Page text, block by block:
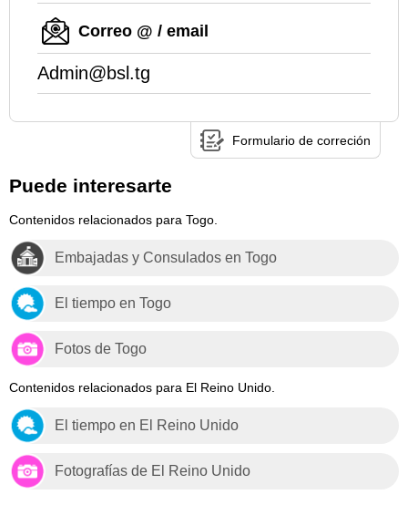
Correo @ / email
Admin@bsl.tg
Formulario de correción
Puede interesarte
Contenidos relacionados para Togo.
Embajadas y Consulados en Togo
El tiempo en Togo
Fotos de Togo
Contenidos relacionados para El Reino Unido.
El tiempo en El Reino Unido
Fotografías de El Reino Unido